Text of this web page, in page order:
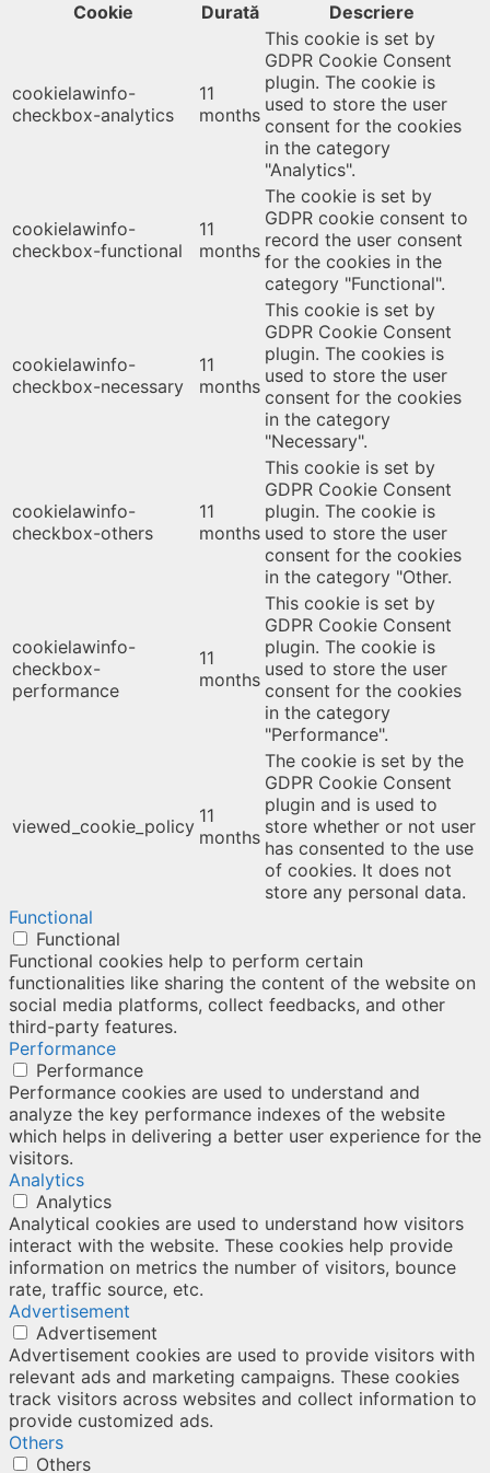
Cookie
Durată Descriere
cookielawinfo-
checkbox-analytics
11
months
This cookie is set by
GDPR Cookie Consent
plugin. The cookie is
used to store the user
consent for the cookies
in the category
"Analytics".
cookielawinfo-
checkbox-functional
11
months
The cookie is set by
GDPR cookie consent to
record the user consent
for the cookies in the
category "Functional".
cookielawinfo-
checkbox-necessary
11
months
This cookie is set by
GDPR Cookie Consent
plugin. The cookies is
used to store the user
consent for the cookies
in the category
"Necessary".
cookielawinfo-
checkbox-others
11
months
This cookie is set by
GDPR Cookie Consent
plugin. The cookie is
used to store the user
consent for the cookies
in the category "Other.
cookielawinfo-
checkbox-
performance
11
months
This cookie is set by
GDPR Cookie Consent
plugin. The cookie is
used to store the user
consent for the cookies
in the category
"Performance".
viewed_cookie_policy 11
months
The cookie is set by the
GDPR Cookie Consent
plugin and is used to
store whether or not user
has consented to the use
of cookies. It does not
store any personal data.
Functional
Functional
Functional cookies help to perform certain
functionalities like sharing the content of the website on
social media platforms, collect feedbacks, and other
third-party features.
Performance
Performance
Performance cookies are used to understand and
analyze the key performance indexes of the website
which helps in delivering a better user experience for the
visitors.
Analytics
Analytics
Analytical cookies are used to understand how visitors
interact with the website. These cookies help provide
information on metrics the number of visitors, bounce
rate, traffic source, etc.
Advertisement
Advertisement
Advertisement cookies are used to provide visitors with
relevant ads and marketing campaigns. These cookies
track visitors across websites and collect information to
provide customized ads.
Others
Others